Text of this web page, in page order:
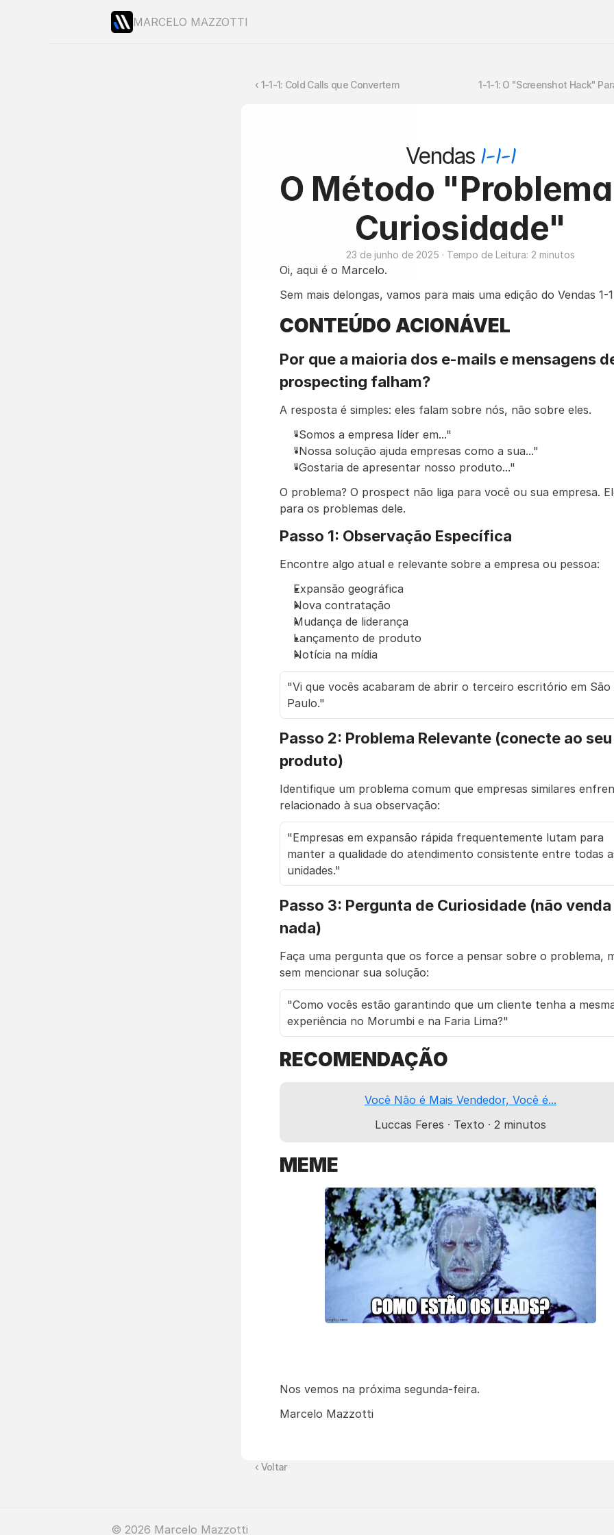
MARCELO MAZZOTTI
‹ 1-1-1: Cold Calls que Convertem 1-1-1: O "Screenshot Hack"
Vendas 1-1-1
O Método
Curiosidade"
23 de junho de 2025 · Tempo de Leitura: 2 minutos
Oi, aqui é o Marcelo.
Sem mais delongas, vamos para mais uma edição do Vendas 1-
CONTEÚDO ACIONÁVEL
Por que a maioria dos e-mails e mensagens
prospecting falham?
A resposta é simples: eles falam sobre nós, não sobre eles.
"Somos a empresa líder em..."
"Nossa solução ajuda empresas como a sua..."
"Gostaria de apresentar nosso produto..."
O problema? O prospect não liga para você ou sua empresa.
para os problemas dele.
Passo 1: Observação Específica
Encontre algo atual e relevante sobre a empresa ou pessoa:
Expansão geográfica
Nova contratação
Mudança de liderança
Lançamento de produto
Notícia na mídia
"Vi que vocês acabaram de abrir o terceiro escritório em São
Paulo."
Passo 2: Problema Relevante (conecte ao seu
produto)
Identifique um problema comum que empresas similares
relacionado à sua observação:
"Empresas em expansão rápida frequentemente lutam para
manter a qualidade do atendimento consistente entre todas
unidades."
Passo 3: Pergunta de Curiosidade (não venda
nada)
Faça uma pergunta que os force a pensar sobre o problema,
sem mencionar sua solução:
"Como vocês estão garantindo que um cliente tenha a
experiência no Morumbi e na Faria Lima?"
RECOMENDAÇÃO
​Você Não é Mais Vendedor, Você é...​
Luccas Feres · Texto · 2 minutos
MEME
Nos vemos na próxima segunda-feira.
Marcelo Mazzotti
‹ Voltar
© 2026 Marcelo Mazzotti